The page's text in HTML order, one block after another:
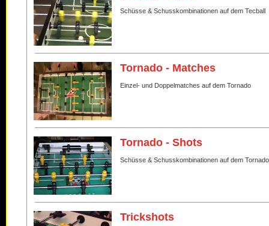
Schüsse & Schusskombinationen auf dem Tecball
Tornado - Matches
Einzel- und Doppelmatches auf dem Tornado
Tornado - Shots
Schüsse & Schusskombinationen auf dem
Trickshots